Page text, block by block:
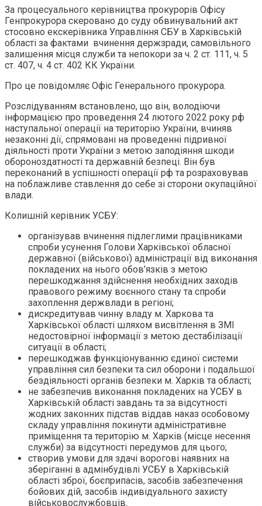
За процесуального керівництва прокурорів Офісу
Генпрокурора скеровано до суду обвинувальний акт
стосовно екскерівника Управління СБУ в Харківській
області за фактами вчинення держзради, самовільного
залишення місця служби та непокори за ч. 2 ст. 111, ч. 5
ст. 407, ч. 4 ст. 402 КК України.
Про це повідомляє Офіс Генерального прокурора.
Розслідуванням встановлено, що він, володіючи
інформацією про проведення 24 лютого 2022 року рф
наступальної операції на територію України, вчиняв
незаконні дії, спрямовані на проведенні підривної
діяльності проти України з метою заподіяння шкоди
обороноздатності та державній безпеці. Він був
переконаний в успішності операції рф та розраховував
на поблажливе ставлення до себе зі сторони окупаційної
влади.
Колишній керівник УСБУ:
організував вчинення підлеглими працівниками
спроби усунення Голови Харківської обласної
державної (військової) адміністрації від виконання
покладених на нього обов’язків з метою
перешкоджання здійснення необхідних заходів
правового режиму воєнного стану та спроби
захоплення держвлади в регіоні;
дискредитував чинну владу м. Харкова та
Харківської області шляхом висвітлення в ЗМІ
недостовірної інформації з метою дестабілізації
ситуації в області;
перешкоджав функціонуванню єдиної системи
управління сил безпеки та сил оборони і подальшої
бездіяльності органів безпеки м. Харків та області;
не забезпечив виконання покладених на УСБУ в
Харківській області завдань та за відсутності
жодних законних підстав віддав наказ особовому
складу управління покинути адміністративне
приміщення та територію м. Харків (місце несення
служби) за відсутності передумов для цього;
створив умови для здачі ворогові наявних на
зберіганні в адмінбудівлі УСБУ в Харківській
області зброї, боєприпасів, засобів забезпечення
бойових дій, засобів індивідуального захисту
військовослужбовців.